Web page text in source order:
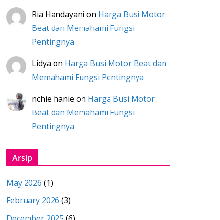
Ria Handayani on Harga Busi Motor
Beat dan Memahami Fungsi
Pentingnya
Lidya on Harga Busi Motor Beat dan
Memahami Fungsi Pentingnya
nchie hanie on Harga Busi Motor
Beat dan Memahami Fungsi
Pentingnya
Arsip
May 2026 (1)
February 2026 (3)